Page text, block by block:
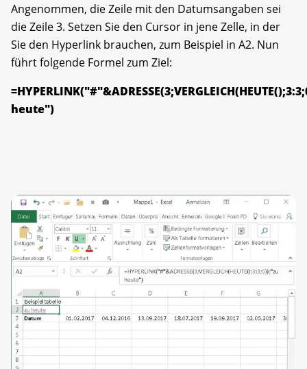
Angenommen, die Zeile mit den Datumsangaben sei
die Zeile 3. Setzen Sie den Cursor in jene Zelle, in der
Sie den Hyperlink brauchen, zum Beispiel in A2. Nun
führt folgende Formel zum Ziel:
heute")